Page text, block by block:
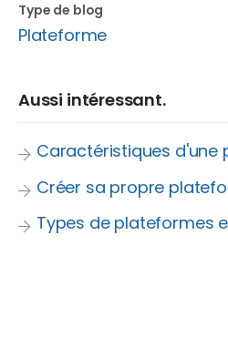
Type de blog
Plateforme
Aussi intéressant.
Caractéristiques d'une
Créer sa propre
Types de plateformes